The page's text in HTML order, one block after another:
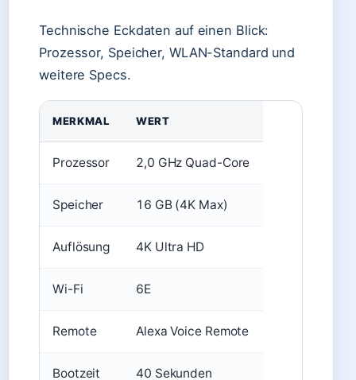
Technische Eckdaten auf einen Blick:
Prozessor, Speicher, WLAN-Standard und
weitere Specs.
MERKMAL WERT
Prozessor 2,0 GHz Quad-Core
Speicher 16 GB (4K Max)
Auflösung 4K Ultra HD
Wi-Fi 6E
Remote Alexa Voice Remote
Bootzeit 40 Sekunden